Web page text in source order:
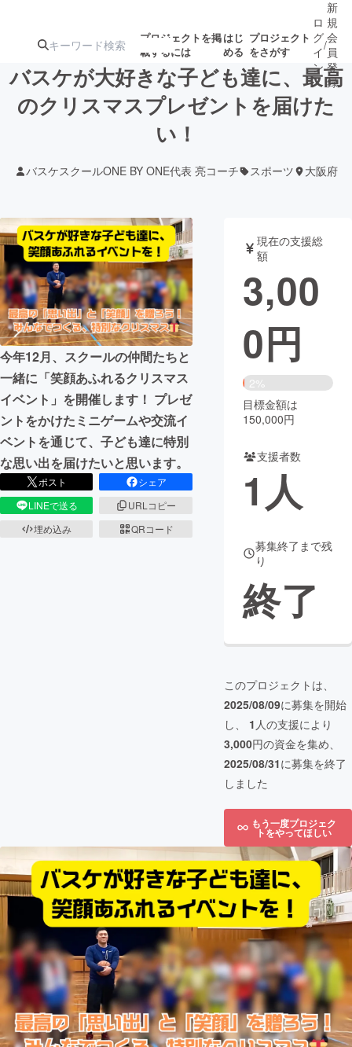
プロジェクトを掲
載するには
はじ
める
プロジェクト
をさがす
注目の新着プロ
テクノロジー・ガジェット
映像・映画 書籍・雑誌
ビジネス・起業 チャレンジ
まちづくり・地域活性化
CAMPFIRE for Social Good
CAMPFIRE Creation
CAMPFIREふるさと納税
machi-ya コミュニティ
ロ
グ
イ
ン
/
新
規
会
員
登
録
バスケが大好きな子ども達に、最高
のクリスマスプレゼントを届けた
い！
バスケスクールONE BY ONE代表 亮コーチ スポーツ 大阪府
今年12月、スクールの仲間たちと
一緒に「笑顔あふれるクリスマス
イベント」を開催します！ プレゼ
ントをかけたミニゲームや交流イ
ベントを通じて、子ども達に特別
な思い出を届けたいと思います。
ポスト
シェア
LINEで送る
URLコピー
埋め込み
QRコード
現在の支援総
額
3,00
0円
2%
目標金額は
150,000円
支援者数
1人
募集終了まで残
り
終了
このプロジェクトは、
2025/08/09に募集を開始
し、 1 人の支援により
3,000円の資金を集め、
2025/08/31に募集を終了
しました
もう一度プロジェク
トをやってほしい